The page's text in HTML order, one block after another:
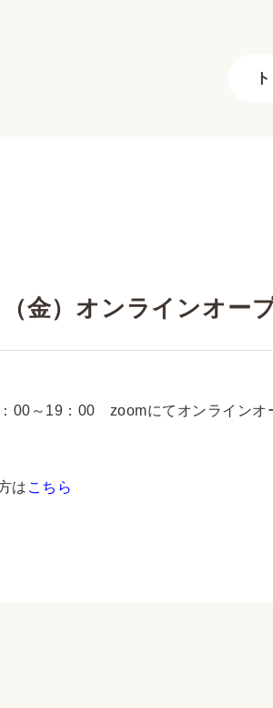
金）オンラインオー
～19：00 zoomにてオンラインオ
は こちら